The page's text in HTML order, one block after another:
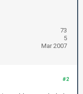
73
5
Mar 2007
#2